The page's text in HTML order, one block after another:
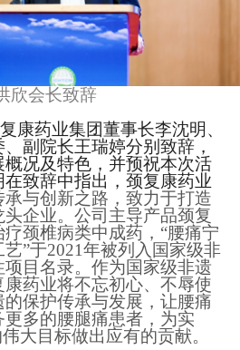
欣会长致辞
康药业集团董事长李沈明、
副院长王瑞婷分别致辞，
况及特色，并预祝本次活
致辞中指出，颈复康药业
与创新之路，致力于打造
企业。公司主导产品颈复
颈椎病类中成药， “腰痛宁
”于2021年被列入国家级非
目名录。作为国家级非遗
药业将不忘初心、不辱使
保护传承与发展，让腰痛
多的腰腿痛患者， 为实
大目标做出应有的贡献。